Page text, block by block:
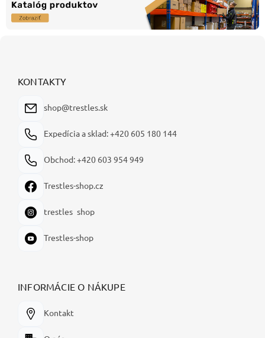
KONTAKTY
shop@trestles.sk
Expedícia a sklad: +420 605 180 144
Obchod: +420 603 954 949
Trestles-shop.cz
trestles_shop
Trestles-shop
INFORMÁCIE O NÁKUPE
Kontakt